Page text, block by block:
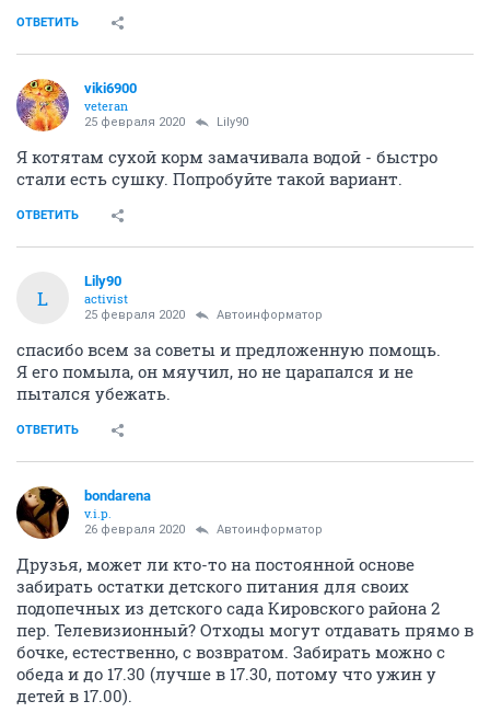
ОТВЕТИТЬ
viki6900
veteran
25 февраля 2020 Lily90
Я котятам сухой корм замачивала водой - быстро
стали есть сушку. Попробуйте такой вариант.
ОТВЕТИТЬ
L
Lily90
activist
25 февраля 2020 Автоинформатор
спасибо всем за советы и предложенную помощь.
Я его помыла, он мяучил, но не царапался и не
пытался убежать.
ОТВЕТИТЬ
bondarena
v.i.p.
26 февраля 2020 Автоинформатор
Друзья, может ли кто-то на постоянной основе
забирать остатки детского питания для своих
подопечных из детского сада Кировского района 2
пер. Телевизионный? Отходы могут отдавать прямо в
бочке, естественно, с возвратом. Забирать можно с
обеда и до 17.30 (лучше в 17.30, потому что ужин у
детей в 17.00).